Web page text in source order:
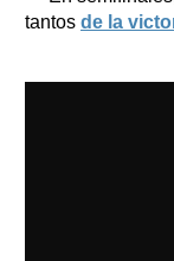
tantos de la